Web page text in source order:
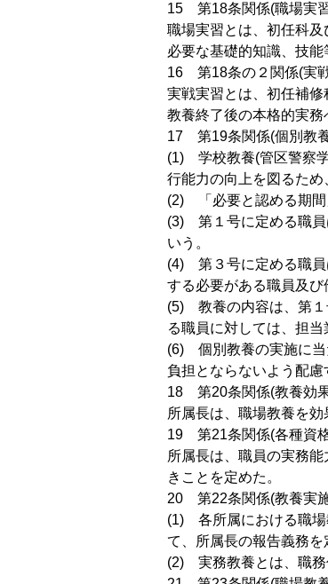
15 第18条関係(職場実
職場実習とは、初任科
必要な基礎的知識、技
16 第18条の２関係(実
実戦実習とは、初任補
教養終了後の本格的実務
17 第19条関係(個別教
(1) 学校教養(管区警察
行能力の向上を図るた
(2) 「必要と認める期間
(3) 第１号に定める職員
いう。
(4) 第３号に定める職員
する必要がある職員及び
(5) 教養の内容は、第１
る職員に対しては、担
(6) 個別教養の実施に当
負担とならないよう配慮
18 第20条関係(教養効
所属長は、職場教養を
19 第21条関係(各種資
所属長は、職員の実務
きことを定めた。
20 第22条関係(教養実
(1) 各所属における職場
て、所属長の報告義務を
(2) 実務教養とは、職務